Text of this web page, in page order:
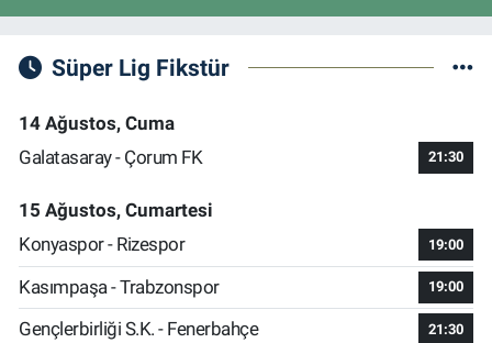
Süper Lig Fikstür
14 Ağustos, Cuma
Galatasaray - Çorum FK
21:30
15 Ağustos, Cumartesi
Konyaspor - Rizespor
19:00
Kasımpaşa - Trabzonspor 19:00
Gençlerbirliği S.K. - Fenerbahçe 21:30